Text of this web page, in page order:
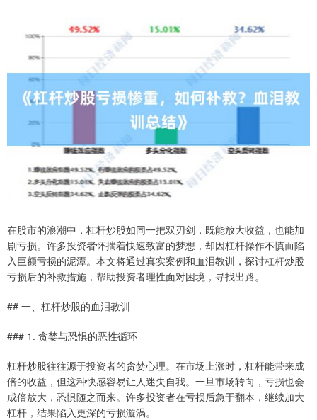
在股市的浪潮中，杠杆炒股如同一把双刃剑，既能放大收益，也能加
剧亏损。许多投资者怀揣着快速致富的梦想，却因杠杆操作不慎而陷
入巨额亏损的泥潭。本文将通过真实案例和血泪教训，探讨杠杆炒股
亏损后的补救措施，帮助投资者理性面对困境，寻找出路。
## 一、杠杆炒股的血泪教训
### 1. 贪婪与恐惧的恶性循环
杠杆炒股往往源于投资者的贪婪心理。在市场上涨时，杠杆能带来成
倍的收益，但这种快感容易让人迷失自我。一旦市场转向，亏损也会
成倍放大，恐惧随之而来。许多投资者在亏损后急于翻本，继续加大
杠杆，结果陷入更深的亏损漩涡。